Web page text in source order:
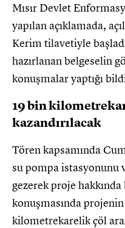
Mısır Devlet
yapılan açıklamada,
Kerim tilavetiyle
hazırlanan belgeselin
konuşmalar yaptığı
19 bin
kazandırılacak
Tören kapsamında
su pompa istasyonunu
gezerek proje hakkında
konuşmasında
kilometrekarelik çöl